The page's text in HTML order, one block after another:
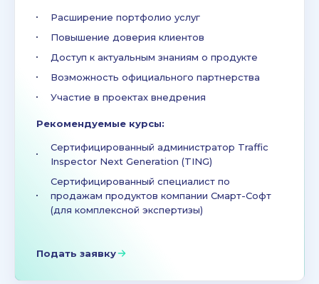
Расширение портфолио услуг
Повышение доверия клиентов
Доступ к актуальным знаниям о продукте
Возможность официального партнерства
Участие в проектах внедрения
Рекомендуемые курсы:
Сертифицированный администратор Traffic
Inspector Next Generation (TING)
Сертифицированный специалист по
продажам продуктов компании Смарт-Софт
(для комплексной экспертизы)
Подать заявку